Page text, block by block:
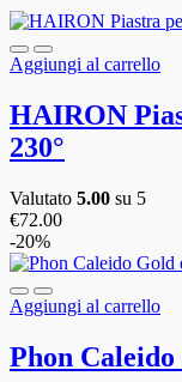
Aggiungi al carrello
HAIRON
230°
Valutato 5.00 su 5
€72.00
-20%
Aggiungi al carrello
Phon